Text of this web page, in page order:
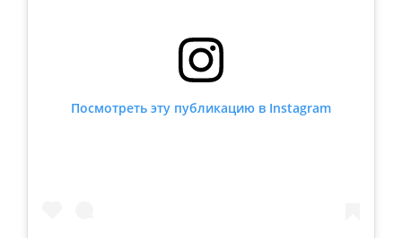
Посмотреть эту публикацию в Instagram